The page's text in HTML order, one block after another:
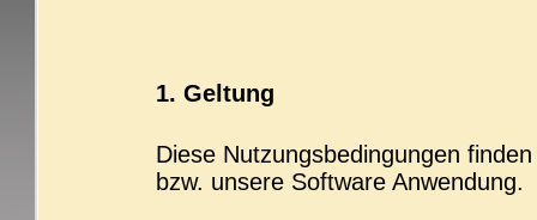
1. Geltung
Diese Nutzungsbedingungen
bzw. unsere Software Anwendung.